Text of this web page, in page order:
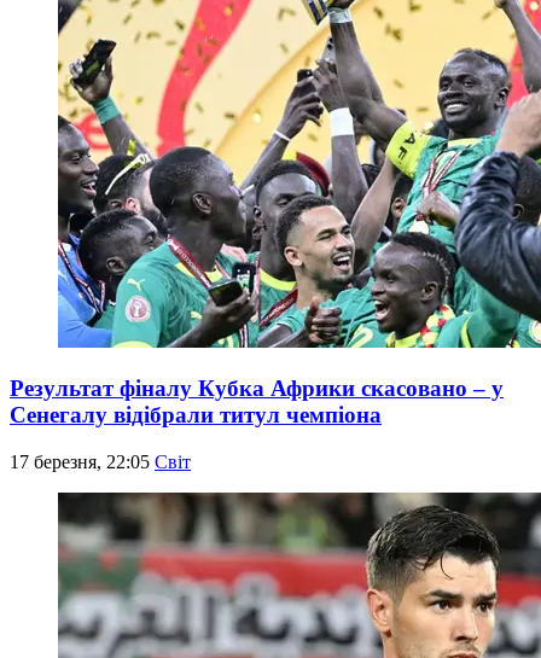
Результат фіналу Кубка Африки скасовано – у
Сенегалу відібрали титул чемпіона
17 березня, 22:05 Світ